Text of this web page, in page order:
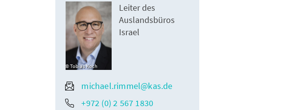
Tobias Koch
Leiter des
Auslandsbüros
Israel
michael.rimmel@kas.de
+972 (0) 2 567 1830